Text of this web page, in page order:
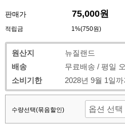
판매가 75,000원
적립금 1%(750원)
원산지
뉴질랜드
배송
무료배송 / 평일
소비기한
2028년 9월 1일까
수량선택(묶음할인)